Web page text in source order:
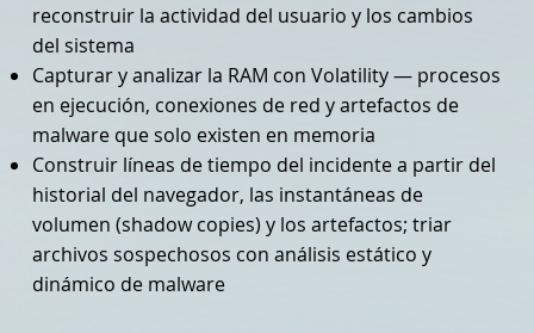
reconstruir la actividad del usuario y los cambios
del sistema
Capturar y analizar la RAM con Volatility — procesos
en ejecución, conexiones de red y artefactos de
malware que solo existen en memoria
Construir líneas de tiempo del incidente a partir del
historial del navegador, las instantáneas de
volumen (shadow copies) y los artefactos; triar
archivos sospechosos con análisis estático y
dinámico de malware